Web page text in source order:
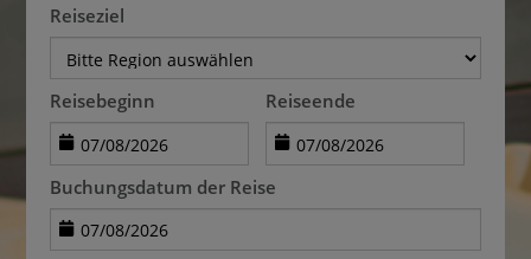
Reiseziel
Reisebeginn Reiseende
Buchungsdatum der Reise